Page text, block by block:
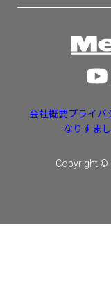
会社概要プライバ
なりすま
Copyright ©